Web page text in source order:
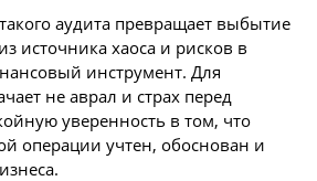
аудита превращает выбытие
из источника хаоса и рисков в
инструмент. Для
не аврал и страх перед
уверенность в том, что
операции учтен, обоснован и